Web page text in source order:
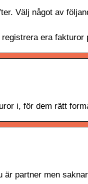
Välj något av
era
i, för dem rätt
är partner men